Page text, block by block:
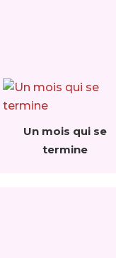
Un mois qui se
termine